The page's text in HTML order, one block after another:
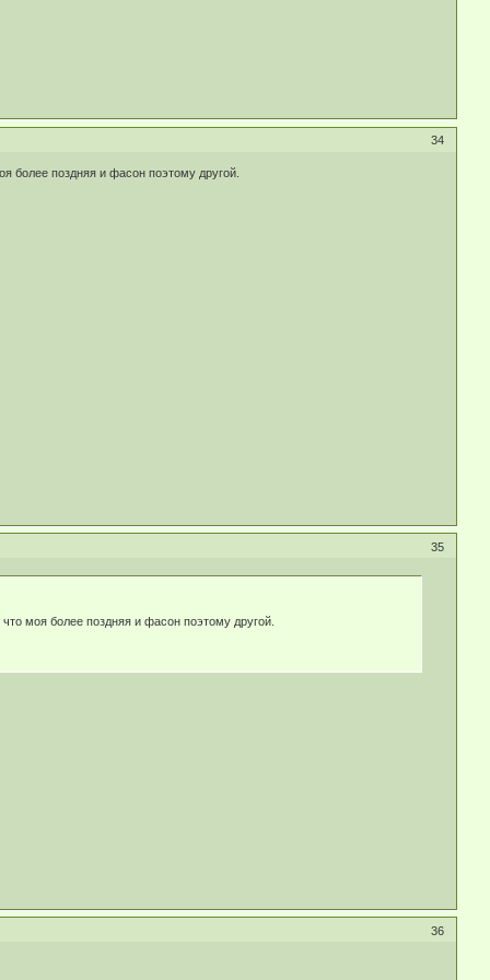
34
более поздняя и фасон поэтому другой.
35
моя более поздняя и фасон поэтому другой.
36